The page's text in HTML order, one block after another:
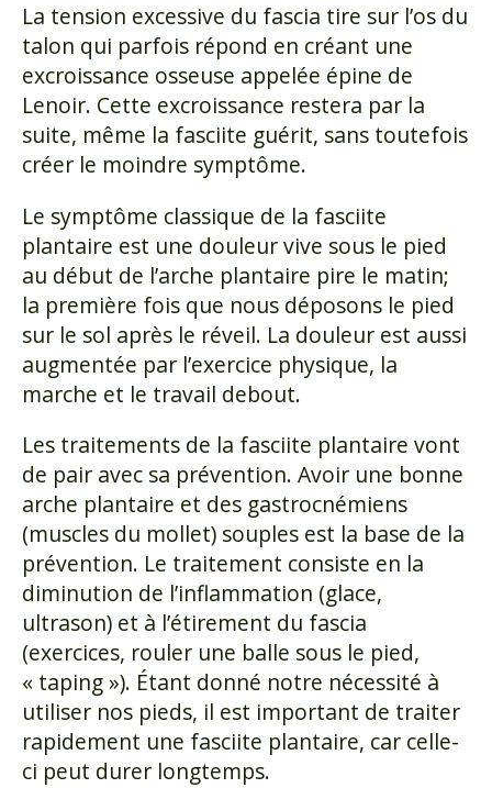
La tension excessive du fascia tire sur l’os du
talon qui parfois répond en créant une
excroissance osseuse appelée épine de
Lenoir. Cette excroissance restera par la
suite, même la fasciite guérit, sans toutefois
créer le moindre symptôme.
Le symptôme classique de la fasciite
plantaire est une douleur vive sous le pied
au début de l’arche plantaire pire le matin;
la première fois que nous déposons le pied
sur le sol après le réveil. La douleur est aussi
augmentée par l’exercice physique, la
marche et le travail debout.
Les traitements de la fasciite plantaire vont
de pair avec sa prévention. Avoir une bonne
arche plantaire et des gastrocnémiens
(muscles du mollet) souples est la base de la
prévention. Le traitement consiste en la
diminution de l’inflammation (glace,
ultrason) et à l’étirement du fascia
(exercices, rouler une balle sous le pied,
« taping »). Étant donné notre nécessité à
utiliser nos pieds, il est important de traiter
rapidement une fasciite plantaire, car celle-
ci peut durer longtemps.